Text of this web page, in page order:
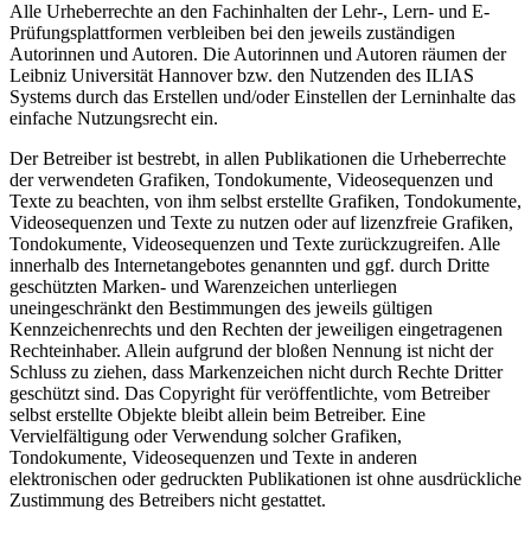
Alle Urheberrechte an den Fachinhalten der Lehr-, Lern- und E-
Prüfungsplattformen verbleiben bei den jeweils zuständigen
Autorinnen und Autoren. Die Autorinnen und Autoren räumen der
Leibniz Universität Hannover bzw. den Nutzenden des ILIAS
Systems durch das Erstellen und/oder Einstellen der Lerninhalte das
einfache Nutzungsrecht ein.
Der Betreiber ist bestrebt, in allen Publikationen die Urheberrechte
der verwendeten Grafiken, Tondokumente, Videosequenzen und
Texte zu beachten, von ihm selbst erstellte Grafiken, Tondokumente,
Videosequenzen und Texte zu nutzen oder auf lizenzfreie Grafiken,
Tondokumente, Videosequenzen und Texte zurückzugreifen. Alle
innerhalb des Internetangebotes genannten und ggf. durch Dritte
geschützten Marken- und Warenzeichen unterliegen
uneingeschränkt den Bestimmungen des jeweils gültigen
Kennzeichenrechts und den Rechten der jeweiligen eingetragenen
Rechteinhaber. Allein aufgrund der bloßen Nennung ist nicht der
Schluss zu ziehen, dass Markenzeichen nicht durch Rechte Dritter
geschützt sind. Das Copyright für veröffentlichte, vom Betreiber
selbst erstellte Objekte bleibt allein beim Betreiber. Eine
Vervielfältigung oder Verwendung solcher Grafiken,
Tondokumente, Videosequenzen und Texte in anderen
elektronischen oder gedruckten Publikationen ist ohne ausdrückliche
Zustimmung des Betreibers nicht gestattet.